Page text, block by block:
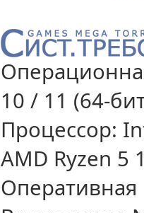
10 / 11 (64-
Процессор:
AMD Ryzen 5
Оперативная